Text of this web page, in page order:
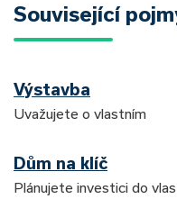
Související
Výstavba
Uvažujete o vlastním
Dům na klíč
Plánujete investici do